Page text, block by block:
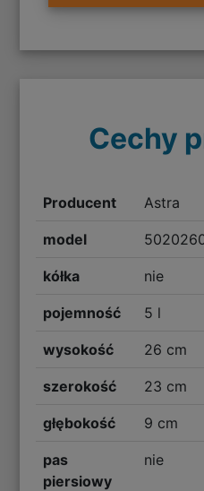
Cechy
Producent Astra
model
kółka nie
pojemność 5 l
wysokość 26 cm
szerokość 23 cm
głębokość 9 cm
pas
piersiowy
nie